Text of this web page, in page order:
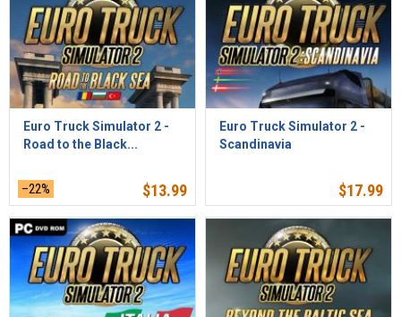
Euro Truck Simulator 2 -
Road to the Black...
–22% $13.99
Euro Truck Simulator 2 -
Scandinavia
$17.99